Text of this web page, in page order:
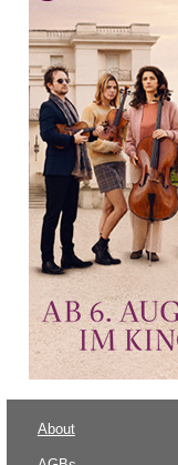
About